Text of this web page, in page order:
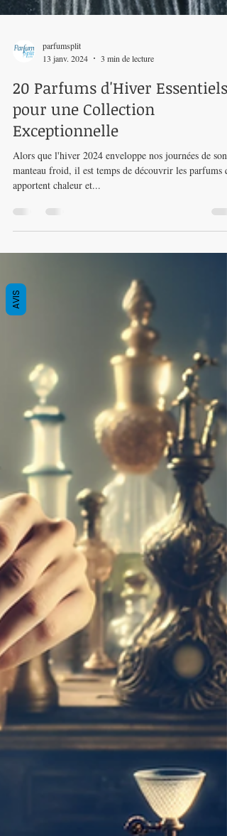
13 janv. 2024
3 min de lecture
20 Parfums d'Hiver Essentiels
pour une Collection
Exceptionnelle
Alors que l'hiver 2024 enveloppe nos journées de son
apportent chaleur et...
AVIS